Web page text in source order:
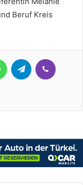
Beruf Kreis
WhatsAppTelegram